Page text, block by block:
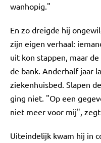
wanhopig."
En zo dreigde hij
zijn eigen verhaal:
uit kon stappen, maar
de bank. Anderhalf jaar
ziekenhuisbed. Slapen
ging niet. "Op een
niet meer voor mij", zegt
Uiteindelijk kwam hij in